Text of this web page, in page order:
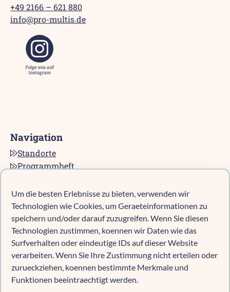
Um die besten Erlebnisse zu bieten, verwenden wir
Technologien wie Cookies, um Geraeteinformationen zu
speichern und/oder darauf zuzugreifen. Wenn Sie diesen
Technologien zustimmen, koennen wir Daten wie das
Surfverhalten oder eindeutige IDs auf dieser Website
verarbeiten. Wenn Sie Ihre Zustimmung nicht erteilen oder
zurueckziehen, koennen bestimmte Merkmale und
Funktionen beeintraechtigt werden.
+49 2166 – 621 880
info@pro-multis.de
Navigation
Standorte
Programmheft
Karriere bei pro multis
Impressum
Datenschutz
Cookie-Richtlinie (EU)
Kind anmelden